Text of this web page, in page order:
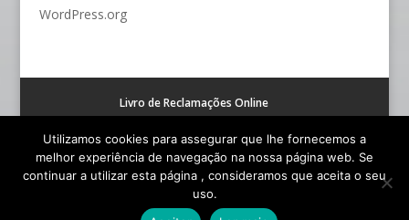
WordPress.org
Livro de Reclamações Online
© Funerária S. João - Todos os Direitos Reservados |
Utilizamos cookies para assegurar que lhe fornecemos a
melhor experiência de navegação na nossa página web. Se
continuar a utilizar esta página , consideramos que aceita o seu
uso.